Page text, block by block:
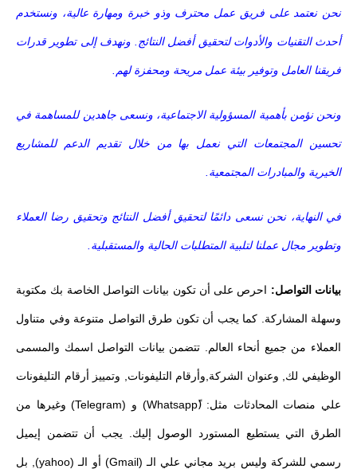
نحن نعتمد على فريق عمل محترف وذو خبرة ومهارة عالية، ونستخدم
أحدث التقنيات والأدوات لتحقيق أفضل النتائج. ونهدف إلى تطوير قدرات
فريقنا العامل وتوفير بيئة عمل مريحة ومحفزة لهم.
ونحن نؤمن بأهمية المسؤولية الاجتماعية، ونسعى جاهدين للمساهمة في
تحسين المجتمعات التي نعمل بها من خلال تقديم الدعم للمشاريع
الخيرية والمبادرات المجتمعية.
في النهاية، نحن نسعى دائمًا لتحقيق أفضل النتائج وتحقيق رضا العملاء
وتطوير مجال عملنا لتلبية المتطلبات الحالية والمستقبلية.
بيانات التواصل: احرص على أن تكون بيانات التواصل الخاصة بك مكتوبة
وسهلة المشاركة. كما يجب أن تكون طرق التواصل متنوعة وفي متناول
العملاء من جميع أنحاء العالم. تتضمن بيانات التواصل اسمك والمسمى
الوظيفي لك, وعنوان الشركة,وأرقام التليفونات, وتمييز أرقام التليفونات
علي منصات المحادثات مثل: (ًWhatsapp) و (Telegram) وغيرها من
الطرق التي يستطيع المستورد الوصول إليك. يجب أن تتضمن إيميل
رسمي للشركة وليس بريد مجاني علي الـ (Gmail) أو الـ (yahoo), بل